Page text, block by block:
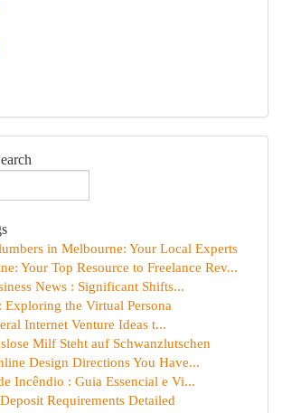
in Melbourne: Your Local Experts
Your Top Resource to Freelance Rev...
News : Significant Shifts...
the Virtual Persona
Internet Venture Ideas t...
Milf Steht auf Schwanzlutschen
Design Directions You Have...
Incêndio : Guia Essencial e Vi...
Requirements Detailed